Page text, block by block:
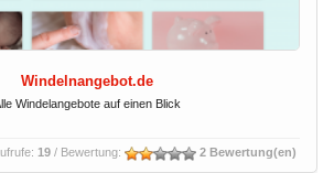
Windelnangebot.de
Windelangebote auf einen Blick
19/ Bewertung: 2 Bewertung(en)